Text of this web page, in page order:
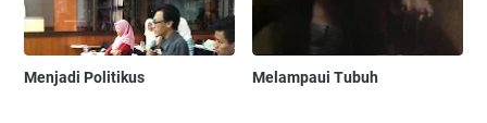
Menjadi Politikus Melampaui Tubuh